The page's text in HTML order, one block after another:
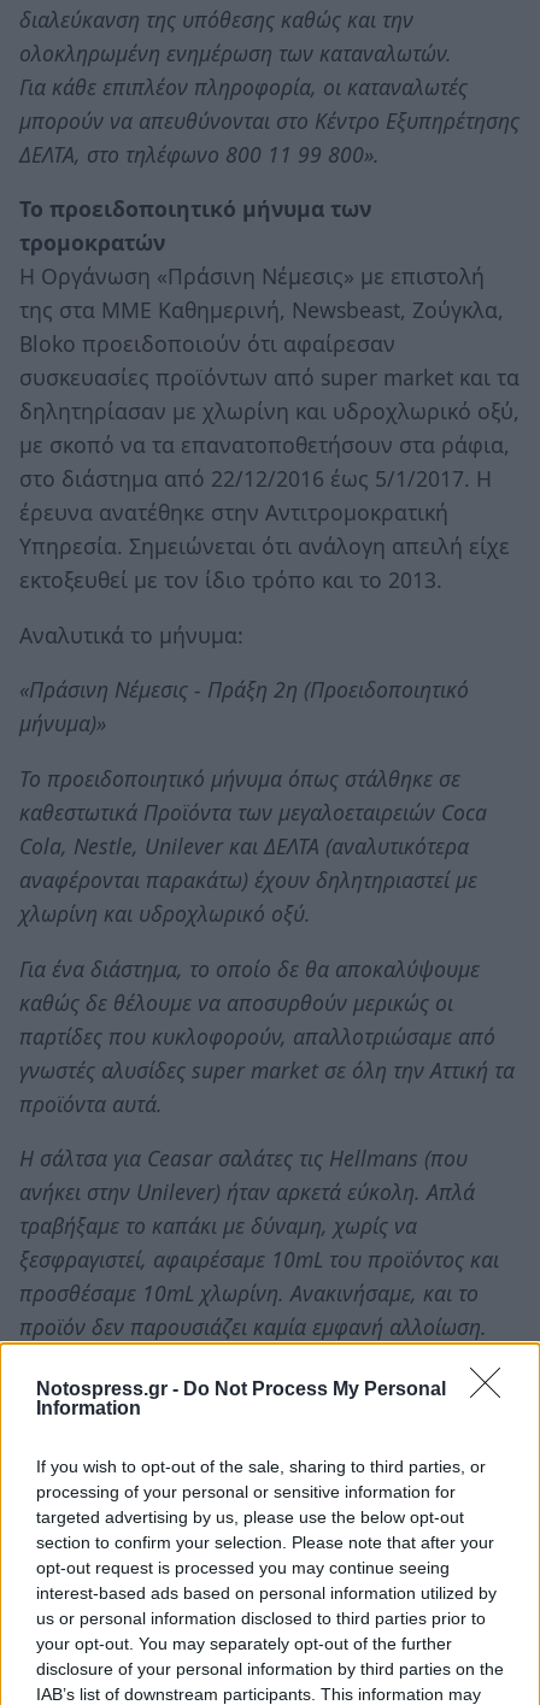
Notospress.gr - Do Not Process My Personal
Information
If you wish to opt-out of the sale, sharing to third parties, or
processing of your personal or sensitive information for
targeted advertising by us, please use the below opt-out
section to confirm your selection. Please note that after your
opt-out request is processed you may continue seeing
interest-based ads based on personal information utilized by
us or personal information disclosed to third parties prior to
your opt-out. You may separately opt-out of the further
disclosure of your personal information by third parties on the
IAB’s list of downstream participants. This information may
διαλεύκανση της υπόθεσης καθώς και την
ολοκληρωμένη ενημέρωση των καταναλωτών.
Για κάθε επιπλέον πληροφορία, οι καταναλωτές
μπορούν να απευθύνονται στο Κέντρο Εξυπηρέτησης
ΔΕΛΤΑ, στο τηλέφωνο 800 11 99 800».
Το προειδοποιητικό μήνυμα των
τρομοκρατών
Η Οργάνωση «Πράσινη Νέμεσις» με επιστολή
της στα ΜΜΕ Καθημερινή, Newsbeast, Ζούγκλα,
Bloko προειδοποιούν ότι αφαίρεσαν
συσκευασίες προϊόντων από super market και τα
δηλητηρίασαν με χλωρίνη και υδροχλωρικό οξύ,
με σκοπό να τα επανατοποθετήσουν στα ράφια,
στο διάστημα από 22/12/2016 έως 5/1/2017. Η
έρευνα ανατέθηκε στην Αντιτρομοκρατική
Υπηρεσία. Σημειώνεται ότι ανάλογη απειλή είχε
εκτοξευθεί με τον ίδιο τρόπο και το 2013.
Αναλυτικά το μήνυμα:
«Πράσινη Νέμεσις - Πράξη 2η (Προειδοποιητικό
μήνυμα)»
Το προειδοποιητικό μήνυμα όπως στάλθηκε σε
καθεστωτικά Προϊόντα των μεγαλοεταιρειών Coca
Cola, Nestle, Unilever και ΔΕΛΤΑ (αναλυτικότερα
αναφέρονται παρακάτω) έχουν δηλητηριαστεί με
χλωρίνη και υδροχλωρικό οξύ.
Για ένα διάστημα, το οποίο δε θα αποκαλύψουμε
καθώς δε θέλουμε να αποσυρθούν μερικώς οι
παρτίδες που κυκλοφορούν, απαλλοτριώσαμε από
γνωστές αλυσίδες super market σε όλη την Αττική τα
προϊόντα αυτά.
Η σάλτσα για Ceasar σαλάτες τις Hellmans (που
ανήκει στην Unilever) ήταν αρκετά εύκολη. Απλά
τραβήξαμε το καπάκι με δύναμη, χωρίς να
ξεσφραγιστεί, αφαιρέσαμε 10mL του προϊόντος και
προσθέσαμε 10mL χλωρίνη. Ανακινήσαμε, και το
προϊόν δεν παρουσιάζει καμία εμφανή αλλοίωση.
Για το ''Φρέσκο γάλα'' της ΔΕΛΤΑ ήταν επίσης απλή η
διαδικασία. Το μόνο που χρειάστηκε ήταν να
συσκευασίας, να γείρουμε τη συσκευασία, να
αφαιρέσουμε 20mL του προϊόντος και να γεμίσουμε
με 20mL υδροχλωρικό οξύ (HCl). Ξαναπιέσαμε το
χαρτόνι για να σιγουρευτούμε ότι δε στάζει και
βεβαιωθήκαμε πως είναι σαν καινούργιο.
Για τις σάλτσες ντομάτας Pummaro (της Unilever)